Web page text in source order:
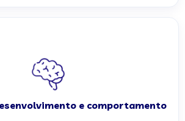
e comportamento